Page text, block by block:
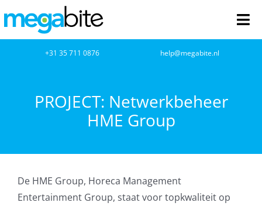
naar
inhoud
Cloud Computing
+31 35 711 0876 help@megabite.nl
PROJECT: Netwerkbeheer
HME Group
De HME Group, Horeca Management
Entertainment Group, staat voor topkwaliteit op